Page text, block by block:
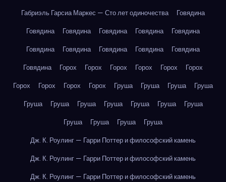
Габриэль Гарсиа Маркес — Сто лет одиночества
Говядина
Говядина
Говядина Говядина Говядина
Говядина
Говядина
Говядина Говядина Говядина
Говядина
Говядина
Горох Горох Горох Горох Горох
Горох
Горох
Горох Горох Горох Груша Груша Груша
Груша
Груша
Груша Груша Груша Груша Груша
Груша
Груша
Груша Груша
Груша
Дж. К. Роулинг — Гарри Поттер и философский камень
Дж. К. Роулинг — Гарри Поттер и философский камень
Дж. К. Роулинг — Гарри Поттер и философский камень